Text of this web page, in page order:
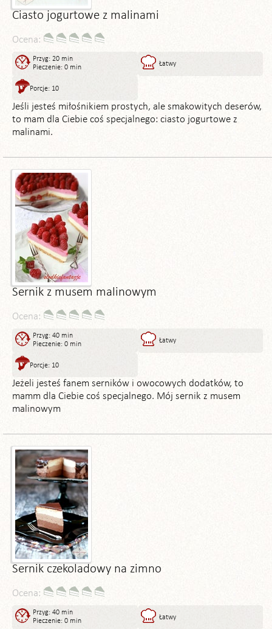
Ciasto jogurtowe z malinami
Ocena:
Przyg: 20 min
Pieczenie: 0 min
Łatwy
Porcje: 10
Jeśli jesteś miłośnikiem prostych, ale smakowitych deserów,
to mam dla Ciebie coś specjalnego: ciasto jogurtowe z
malinami.
Sernik z musem malinowym
Ocena:
Przyg: 40 min
Pieczenie: 0 min
Łatwy
Porcje: 10
Jeżeli jesteś fanem serników i owocowych dodatków, to
mamm dla Ciebie coś specjalnego. Mój sernik z musem
malinowym
Sernik czekoladowy na zimno
Ocena:
Przyg: 40 min
Pieczenie: 0 min
Łatwy